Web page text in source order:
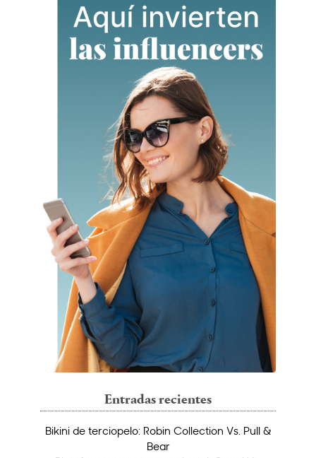
Entradas recientes
Bikini de terciopelo: Robin Collection Vs. Pull &
Bear